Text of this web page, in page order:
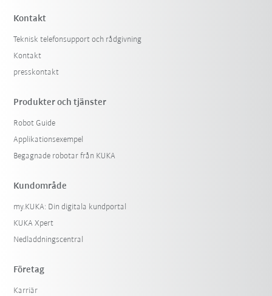
Kontakt
Teknisk telefonsupport och rådgivning
Kontakt
presskontakt
Produkter och tjänster
Robot Guide
Applikationsexempel
Begagnade robotar från KUKA
Kundområde
my.KUKA: Din digitala kundportal
KUKA Xpert
Nedladdningscentral
Företag
Karriär